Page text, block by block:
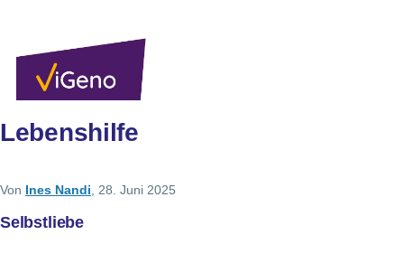
Lebenshilfe
Von Ines Nandi , 28. Juni 2025
Selbstliebe